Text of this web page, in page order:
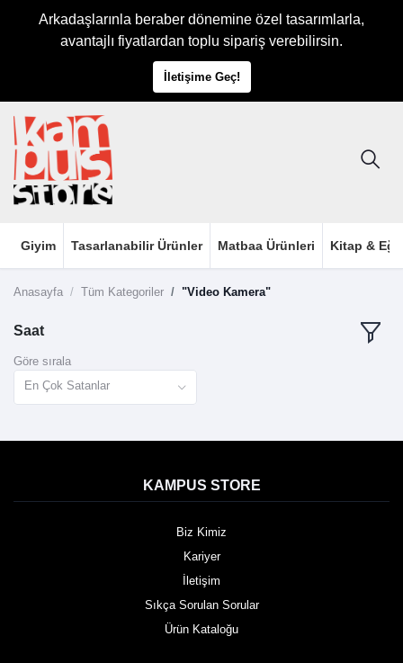
Arkadaşlarınla beraber dönemine özel tasarımlarla,
avantajlı fiyatlardan toplu sipariş verebilirsin.
İletişime Geç!
Giyim Tasarlanabilir Ürünler Matbaa Ürünleri Kitap &
Anasayfa Tüm Kategoriler "Video Kamera"
Saat
Göre sırala
En Çok Satanlar
KAMPUS STORE
Biz Kimiz
Kariyer
İletişim
Sıkça Sorulan Sorular
Ürün Kataloğu